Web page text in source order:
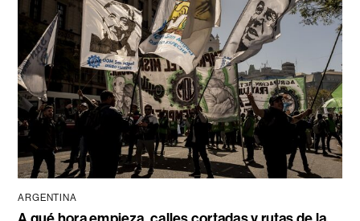
ARGENTINA